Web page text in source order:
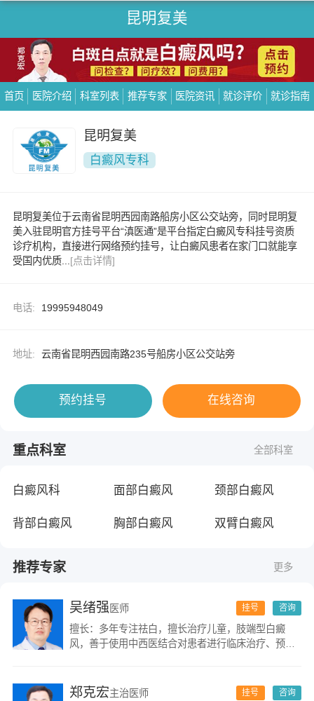
昆明复美
首页 医院介绍 科室列表 推荐专家 医院资讯 就诊评价 就诊指南
昆明复美
白癜风专科
昆明复美位于云南省昆明西园南路船房小区公交站旁，同时昆明复
美入驻昆明官方挂号平台“滇医通”是平台指定白癜风专科挂号资质
诊疗机构，直接进行网络预约挂号，让白癜风患者在家门口就能享
受国内优质...[点击详情]
电话: 19995948049
地址: 云南省昆明西园南路235号船房小区公交站旁
预约挂号 在线咨询
重点科室 全部科室
白癜风科 面部白癜风 颈部白癜风
背部白癜风 胸部白癜风 双臂白癜风
推荐专家 更多
咨询
挂号
吴绪强 医师
擅长：多年专注祛白，擅长治疗儿童，肢端型白癜
风，善于使用中西医结合对患者进行临床治疗、预
咨询
挂号
郑克宏主治医师